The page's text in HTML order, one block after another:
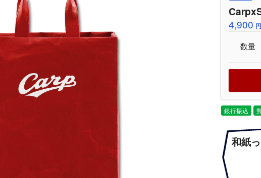
4,900
数量
銀行振込
和紙